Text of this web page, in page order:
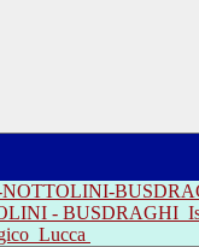
- BUSDRAGHI
Lucca